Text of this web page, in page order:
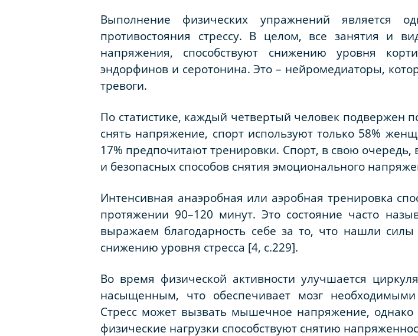
Выполнение физических упражнений является
противостояния стрессу. В целом, все занятия и
напряжения, способствуют снижению уровня
эндорфинов и серотонина. Это – нейромедиаторы,
тревоги.
По статистике, каждый четвертый человек подвержен
снять напряжение, спорт используют только 58%
17% предпочитают тренировки. Спорт, в свою
и безопасных способов снятия эмоционального
Интенсивная анаэробная или аэробная тренировка
протяжении 90–120 минут. Это состояние часто
выражаем благодарность себе за то, что нашли
снижению уровня стресса [4, c.229].
Во время физической активности улучшается
насыщенным, что обеспечивает мозг
Стресс может вызвать мышечное напряжение,
физические нагрузки способствуют снятию